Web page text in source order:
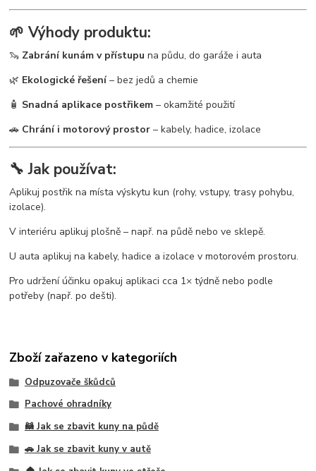
🌱 Výhody produktu:
🦦 Zabrání kunám v přístupu na půdu, do garáže i auta
🌿 Ekologické řešení– bez jedů a chemie
🧴 Snadná aplikace postřikem – okamžité použití
🚗 Chrání i motorový prostor – kabely, hadice, izolace
🔧 Jak používat:
Aplikuj postřik na místa výskytu kun (rohy, vstupy, trasy pohybu,
izolace).
V interiéru aplikuj plošně – např. na půdě nebo ve sklepě.
U auta aplikuj na kabely, hadice a izolace v motorovém prostoru.
Pro udržení účinku opakuj aplikaci cca 1× týdně nebo podle
potřeby (např. po dešti).
Zboží zařazeno v kategoriích
Odpuzovače škůdců
Pachové ohradníky
🦝 Jak se zbavit kuny na půdě
🚗 Jak se zbavit kuny v autě